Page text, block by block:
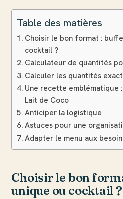
Table des matières
Choisir le bon format :
cocktail ?
Calculateur de quantités
Calculer les quantités
Une recette emblématique
Lait de Coco
Anticiper la logistique
Astuces pour une
Adapter le menu aux
Choisir le bon
unique ou cocktail ?